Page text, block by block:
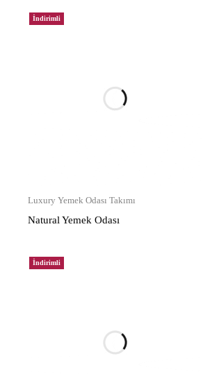
İndirimli
Luxury Yemek Odası Takımı
Natural Yemek Odası
İndirimli